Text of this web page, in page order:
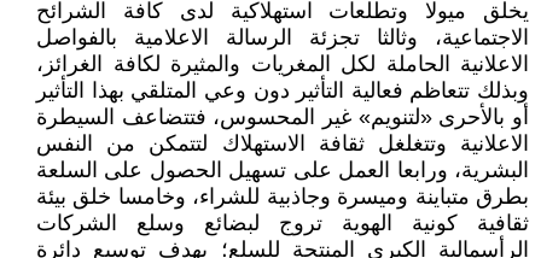
يخلق ميولا وتطلعات استهلاكية لدى كافة الشرائح
الاجتماعية، وثالثا تجزئة الرسالة الاعلامية بالفواصل
الاعلانية الحاملة لكل المغريات والمثيرة لكافة الغرائز،
وبذلك تتعاظم فعالية التأثير دون وعي المتلقي بهذا التأثير
أو بالأحرى «لتنويم» غير المحسوس، فتتضاعف السيطرة
الاعلانية وتتغلغل ثقافة الاستهلاك لتتمكن من النفس
البشرية، ورابعا العمل على تسهيل الحصول على السلعة
بطرق متباينة وميسرة وجاذبية للشراء، وخامسا خلق بيئة
ثقافية كونية الهوية تروج لبضائع وسلع الشركات
الرأسمالية الكبرى المنتجة للسلع؛ بهدف توسيع دائرة